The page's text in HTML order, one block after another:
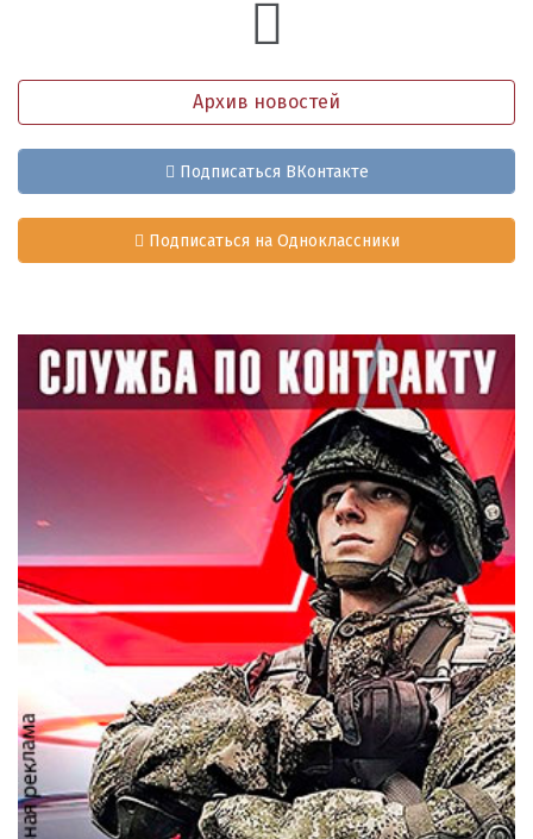
Архив новостей
Подписаться ВКонтакте
Подписаться на Одноклассники